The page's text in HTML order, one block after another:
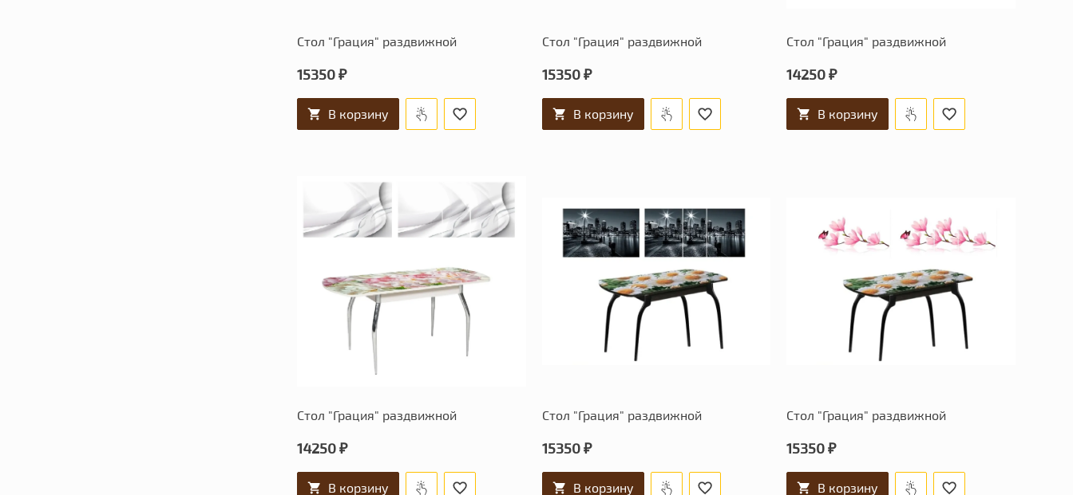
Стол "Грация" раздвижной
15350 ₽
В корзину
Стол "Грация" раздвижной
15350 ₽
В корзину
Стол "Грация" раздвижной
14250 ₽
В корзину
Стол "Грация" раздвижной
14250 ₽
В корзину
Стол "Грация" раздвижной
15350 ₽
В корзину
Стол "Грация" раздвижной
15350 ₽
В корзину